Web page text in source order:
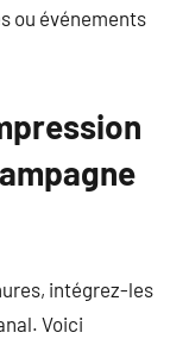
ou événements
intégrez-les
Voici